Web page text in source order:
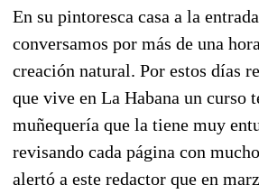
En su pintoresca casa a la
conversamos por más de una
creación natural. Por estos días
que vive en La Habana un curso
muñequería que la tiene muy
revisando cada página con
alertó a este redactor que en